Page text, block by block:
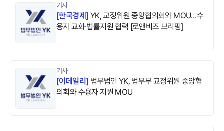
기사
[한국경제]YK, 교정위원 중앙협의회와 MOU…수
용자 교화·법률지원 협력 [로앤비즈 브리핑]
기사
[이데일리] 법무법인 YK, 법무부 교정위원 중앙협
의회와 수용자 지원 MOU